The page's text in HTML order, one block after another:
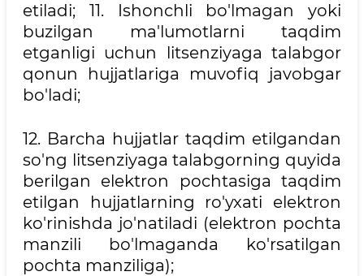
etiladi; 11. Ishonchli bo'lmagan yoki
buzilgan ma'lumotlarni taqdim
etganligi uchun litsenziyaga talabgor
qonun hujjatlariga muvofiq javobgar
bo'ladi;
12. Barcha hujjatlar taqdim etilgandan
so'ng litsenziyaga talabgorning quyida
berilgan elektron pochtasiga taqdim
etilgan hujjatlarning ro'yxati elektron
ko'rinishda jo'natiladi (elektron pochta
manzili bo'lmaganda ko'rsatilgan
pochta manziliga);